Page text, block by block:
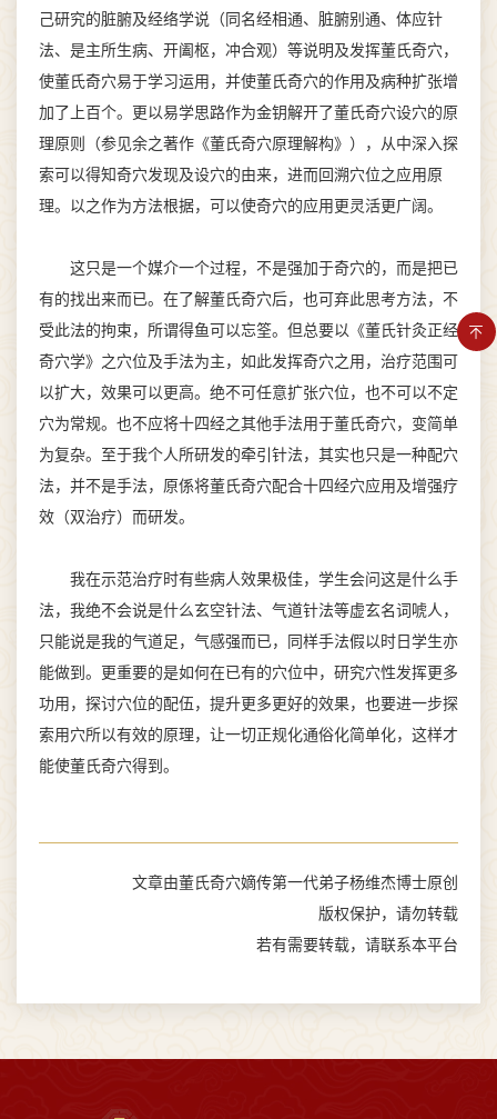
己研究的脏腑及经络学说（同名经相通、脏腑别通、体应针
法、是主所生病、开阖枢，冲合观）等说明及发挥董氏奇穴，
使董氏奇穴易于学习运用，并使董氏奇穴的作用及病种扩张增
加了上百个。更以易学思路作为金钥解开了董氏奇穴设穴的原
理原则（参见余之著作《董氏奇穴原理解构》），从中深入探
索可以得知奇穴发现及设穴的由来，进而回溯穴位之应用原
理。以之作为方法根据，可以使奇穴的应用更灵活更广阔。
这只是一个媒介一个过程，不是强加于奇穴的，而是把已
有的找出来而已。在了解董氏奇穴后，也可弃此思考方法，不
受此法的拘束，所谓得鱼可以忘筌。但总要以《董氏针灸正经
奇穴学》之穴位及手法为主，如此发挥奇穴之用，治疗范围可
以扩大，效果可以更高。绝不可任意扩张穴位，也不可以不定
穴为常规。也不应将十四经之其他手法用于董氏奇穴，变简单
为复杂。至于我个人所研发的牵引针法，其实也只是一种配穴
法，并不是手法，原係将董氏奇穴配合十四经穴应用及增强疗
效（双治疗）而研发。
我在示范治疗时有些病人效果极佳，学生会问这是什么手
法，我绝不会说是什么玄空针法、气道针法等虚玄名词唬人，
只能说是我的气道足，气感强而已，同样手法假以时日学生亦
能做到。更重要的是如何在已有的穴位中，研究穴性发挥更多
功用，探讨穴位的配伍，提升更多更好的效果，也要进一步探
索用穴所以有效的原理，让一切正规化通俗化简单化，这样才
能使董氏奇穴得到。
文章由董氏奇穴嫡传第一代弟子杨维杰博士原创
版权保护，请勿转载
若有需要转载，请联系本平台